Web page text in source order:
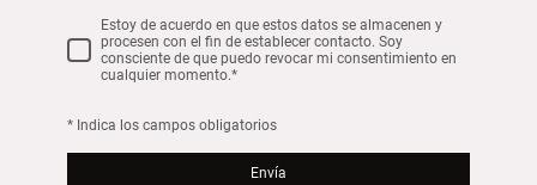
Estoy de acuerdo en que estos datos se almacenen y
procesen con el fin de establecer contacto. Soy
consciente de que puedo revocar mi consentimiento en
cualquier momento.*
* Indica los campos obligatorios
Envía